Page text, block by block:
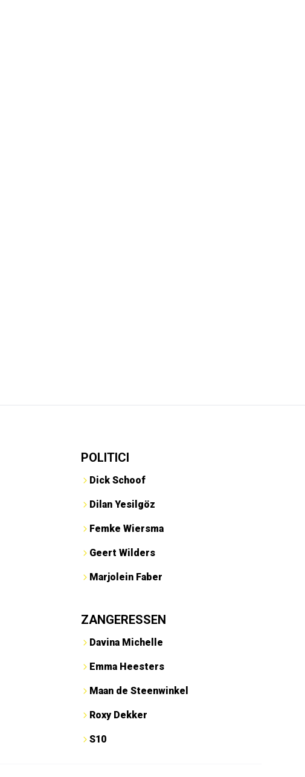
POLITICI
Dick Schoof
Dilan Yesilgöz
Femke Wiersma
Geert Wilders
Marjolein Faber
ZANGERESSEN
Davina Michelle
Emma Heesters
Maan de Steenwinkel
Roxy Dekker
S10